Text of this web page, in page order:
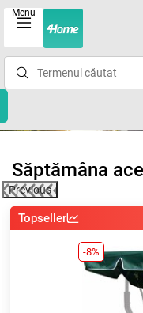
Menu
Săptămâna
Previous
Topseller
-8%